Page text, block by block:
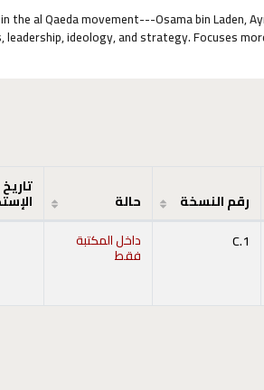
al Qaeda movement---Osama bin Laden,
ideology, and strategy. Focuses
رقم النسخة حالة
تاريخ
أدناه)
C.1 داخل المكتبة
فقط